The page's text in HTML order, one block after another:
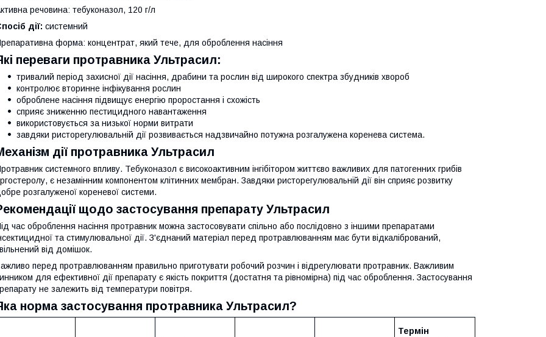
речовина: тебуконазол, 120 г/л
дії: системний
форма: концентрат, який тече, для оброблення насіння
переваги протравника Ультрасил:
тривалий період захисної дії насіння, драбини та рослин від широкого спектра збудників хвороб
контролює вторинне інфікування рослин
оброблене насіння підвищує енергію проростання і схожість
сприяє зниженню пестицидного навантаження
використовується за низької норми витрати
завдяки ристорегулювальній дії розвивається надзвичайно потужна розгалужена коренева система.
дії протравника Ультрасил
системного впливу. Тебуконазол є високоактивним інгібітором життєво важливих для патогенних грибів
є незамінним компонентом клітинних мембран. Завдяки ристорегулювальній дії він сприяє розвитку
розгалуженої кореневої системи.
щодо застосування препарату Ультрасил
час оброблення насіння протравник можна застосовувати спільно або послідовно з іншими препаратами
та стимулювальної дії. З'єднаний матеріал перед протравлюванням має бути відкалібрований,
від домішок.
перед протравлюванням правильно приготувати робочий розчин і відрегулювати протравник. Важливим
для ефективної дії препарату є якість покриття (достатня та рівномірна) під час оброблення. Застосування
не залежить від температури повітря.
норма застосування протравника Ультрасил?
Термін